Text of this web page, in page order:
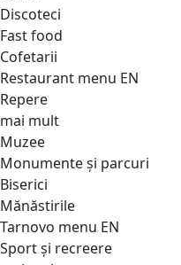
Discoteci
Fast food
Cofetarii
Restaurant menu EN
Repere
mai mult
Muzee
Monumente și parcuri
Biserici
Mănăstirile
Tarnovo menu EN
Sport și recreere